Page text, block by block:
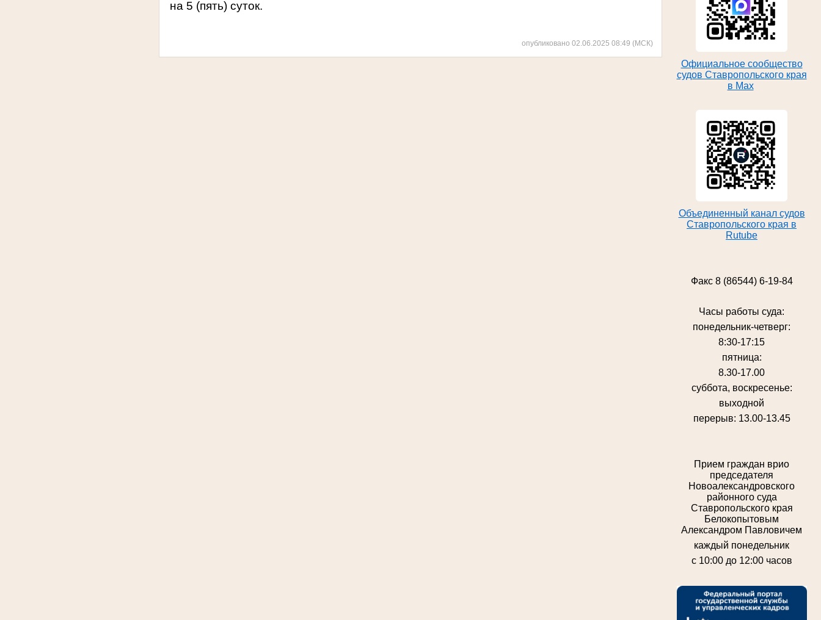
Официальное сообщество
судов Ставропольского края
в Max
Объединенный канал судов
Ставропольского края в
Rutube
Факс 8 (86544) 6-19-84
Часы работы суда:
понедельник-четверг:
8:30-17:15
пятница:
8.30-17.00
суббота, воскресенье:
выходной
перерыв: 13.00-13.45
Прием граждан врио
председателя
Новоалександровского
районного суда
Ставропольского края
Белокопытовым
Александром Павловичем
каждый понедельник
с 10:00 до 12:00 часов
на 5 (пять) суток.
опубликовано 02.06.2025 08:49 (МСК)